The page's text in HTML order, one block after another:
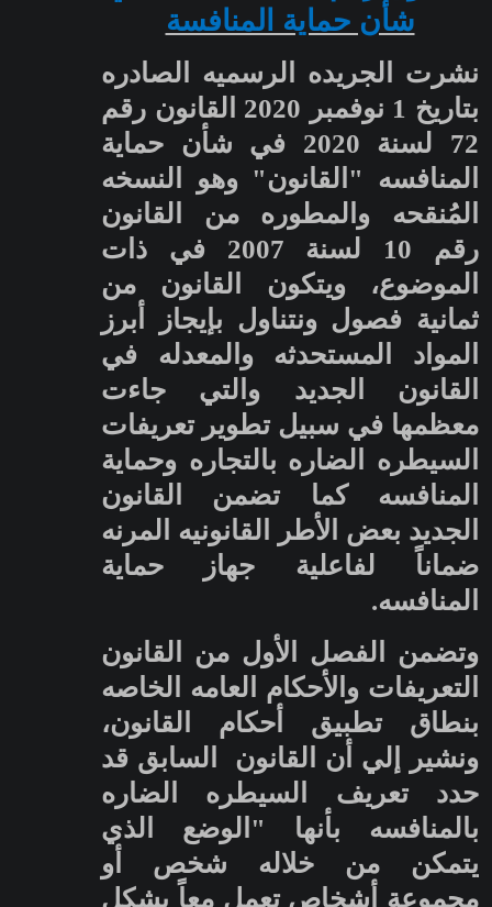
شأن حماية المنافسة
نشرت الجريده الرسميه الصادره
بتاريخ 1 نوفمبر 2020 القانون رقم
72 لسنة 2020 في شأن حماية
المنافسه "القانون" وهو النسخه
المُنقحه والمطوره من القانون
رقم 10 لسنة 2007 في ذات
الموضوع، ويتكون القانون من
ثمانية فصول ونتناول بإيجاز أبرز
المواد المستحدثه والمعدله في
القانون الجديد والتي جاءت
معظمها في سبيل تطوير تعريفات
السيطره الضاره بالتجاره وحماية
المنافسه كما تضمن القانون
الجديد بعض الأطر القانونيه المرنه
ضماناً لفاعلية جهاز حماية
المنافسه.
وتضمن الفصل الأول من القانون
التعريفات والأحكام العامه الخاصه
بنطاق تطبيق أحكام القانون،
ونشير إلي أن القانون السابق قد
حدد تعريف السيطره الضاره
بالمنافسه بأنها "الوضع الذي
يتمكن من خلاله شخص أو
مجموعة أشخاص تعمل معاً بشكل